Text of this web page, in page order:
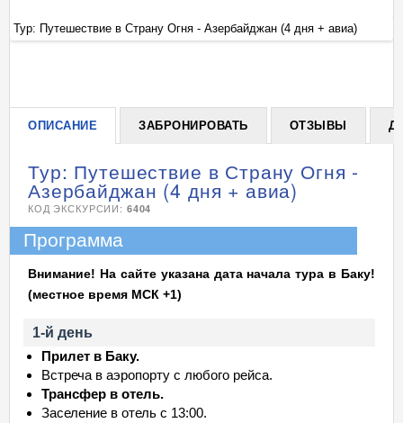
Тур: Путешествие в Страну Огня - Азербайджан (4 дня + авиа)
ОПИСАНИЕ ЗАБРОНИРОВАТЬ ОТЗЫВЫ
Тур: Путешествие в Страну Огня -
Азербайджан (4 дня + авиа)
КОД ЭКСКУРСИИ: 6404
Программа
Внимание! На сайте указана дата начала тура в Баку!
(местное время МСК +1)
1-й день
Прилет в Баку.
Встреча в аэропорту с любого рейса.
Трансфер в отель.
Заселение в отель с 13:00.